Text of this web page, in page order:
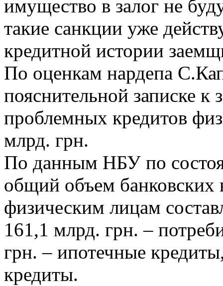
имущество в залог не
такие санкции уже
кредитной истории
По оценкам нардепа
пояснительной записке к
проблемных кредитов
млрд. грн.
По данным НБУ по
общий объем банковских
физическим лицам
161,1 млрд. грн. –
грн. – ипотечные
кредиты.